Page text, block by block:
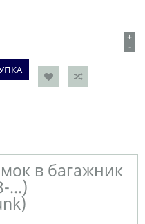
+
-
в багажник
...)